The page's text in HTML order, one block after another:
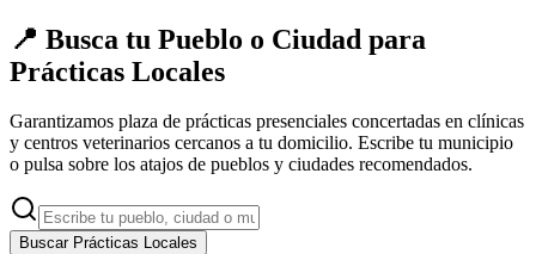
📍 Busca tu Pueblo o Ciudad para
Prácticas Locales
Garantizamos plaza de prácticas presenciales concertadas en clínicas
y centros veterinarios cercanos a tu domicilio. Escribe tu municipio
o pulsa sobre los atajos de pueblos y ciudades recomendados.
Buscar Prácticas Locales